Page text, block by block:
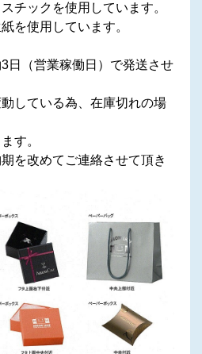
チックを使用しています。
を使用しています。
日（営業稼働日）で発送させ
している為、在庫切れの場
す。
を改めてご連絡させて頂き